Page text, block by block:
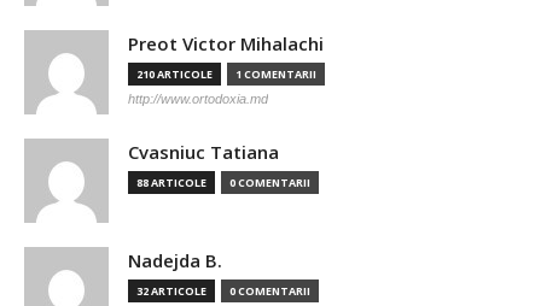
Preot Victor Mihalachi
210 ARTICOLE 1 COMENTARII
http://www.ortodoxia.md
Cvasniuc Tatiana
88 ARTICOLE 0 COMENTARII
Nadejda B.
32 ARTICOLE 0 COMENTARII